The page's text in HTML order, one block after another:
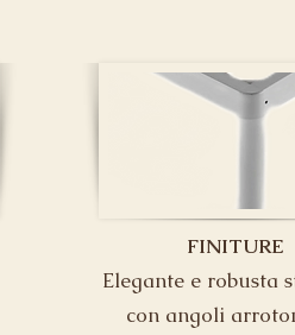
FINITURE
Elegante e robusta
con angoli